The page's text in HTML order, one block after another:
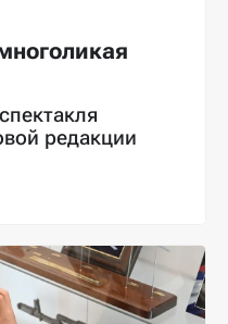
редакции